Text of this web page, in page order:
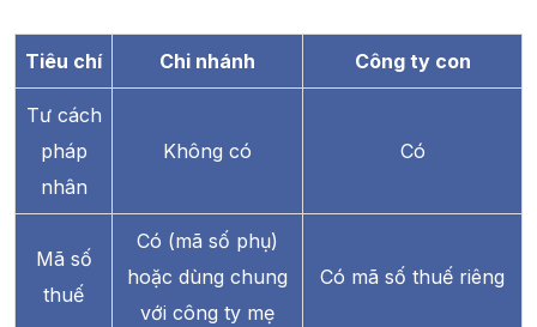
Tiêu chí Chi nhánh Công ty con
Tư cách
pháp
nhân
Không có Có
Mã số
thuế
Có (mã số phụ)
hoặc dùng chung
với công ty mẹ
Có mã số thuế riêng